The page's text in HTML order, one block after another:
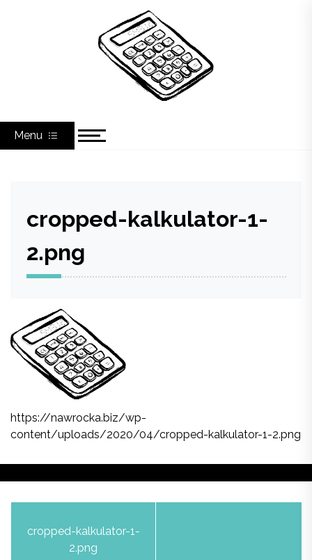
KSIĘGOWA Agnieszka Nawrocka
Menu
cropped-kalkulator-1-
2.png
https://nawrocka.biz/wp-
content/uploads/2020/04/cropped-kalkulator-1-2.png
wpisu
cropped-kalkulator-1-
2.png